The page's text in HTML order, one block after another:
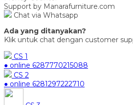
Support by Manarafurniture.com
Chat via Whatsapp
Ada yang ditanyakan?
Klik untuk chat dengan customer
CS 1
● online 6287770215088
CS 2
● online 6281297222710